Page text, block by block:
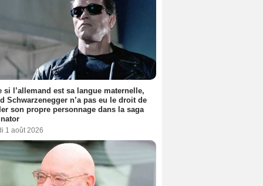
si l’allemand est sa langue maternelle,
Schwarzenegger n’a pas eu le droit de
son propre personnage dans la saga
1 août 2026